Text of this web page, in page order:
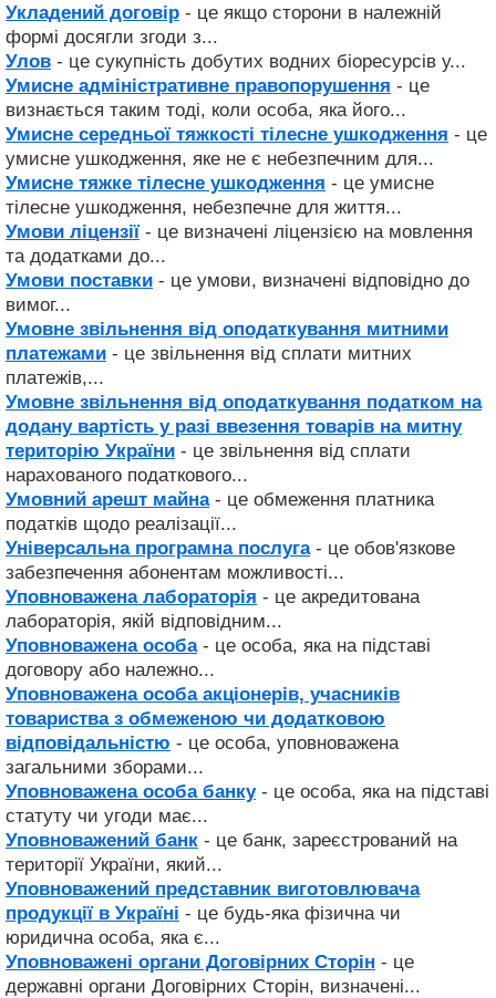
Укладений договір - це якщо сторони в належній
формі досягли згоди з...
Улов - це сукупність добутих водних біоресурсів у...
Умисне адміністративне правопорушення - це
визнається таким тоді, коли особа, яка його...
Умисне середньої тяжкості тілесне ушкодження - це
умисне ушкодження, яке не є небезпечним для...
Умисне тяжке тілесне ушкодження - це умисне
тілесне ушкодження, небезпечне для життя...
Умови ліцензії - це визначені ліцензією на мовлення
та додатками до...
Умови поставки - це умови, визначені відповідно до
вимог...
Умовне звільнення від оподаткування митними
платежами - це звільнення від сплати митних
платежів,...
Умовне звільнення від оподаткування податком на
додану вартість у разі ввезення товарів на митну
територію України - це звільнення від сплати
нарахованого податкового...
Умовний арешт майна- це обмеження платника
податків щодо реалізації...
Універсальна програмна послуга- це обов'язкове
забезпечення абонентам можливості...
Уповноважена лабораторія - це акредитована
лабораторія, якій відповідним...
Уповноважена особа- це особа, яка на підставі
договору або належно...
Уповноважена особа акціонерів, учасників
товариства з обмеженою чи додатковою
відповідальністю - це особа, уповноважена
загальними зборами...
Уповноважена особа банку- це особа, яка на підставі
статуту чи угоди має...
Уповноважений банк - це банк, зареєстрований на
території України, який...
Уповноважений представник виготовлювача
продукції в Україні - це будь-яка фізична чи
юридична особа, яка є...
Уповноважені органи Договірних Сторін - це
державні органи Договірних Сторін, визначені...